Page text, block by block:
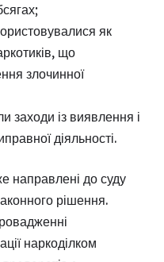
як
що
злочинної
заходи із виявлення і
діяльності.
направлені до суду
рішення.
наркоділком